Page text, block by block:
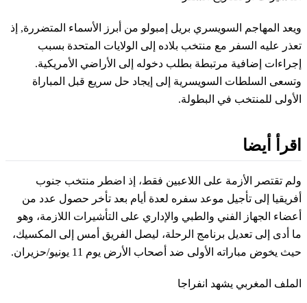
ويعد المهاجم السويسري بريل إمبولو من أبرز الأسماء المتضررة, إذ
تعذر عليه السفر مع منتخب بلاده إلى الولايات المتحدة بسبب
إجراءات إضافية مرتبطة بطلب دخوله إلى الأراضي الأمريكية.
وتسعى السلطات السويسرية إلى إيجاد حل سريع قبل المباراة
الأولى للمنتخب في البطولة.
اقرأ أيضا
ولم تقتصر الأزمة على اللاعبين فقط، إذ اضطر منتخب جنوب
أفريقيا إلى تأجيل موعد سفره لعدة أيام بعد تأخر حصول عدد من
أعضاء الجهاز الفني والطبي والإداري على التأشيرات اللازمة، وهو
ما أدى إلى تعديل برنامج الرحلة، ليصل الفريق أمس إلى المكسيك،
حيث يخوض مباراته الأولى ضد أصحاب الأرض يوم 11 يونيو/حزيران.
الملف المغربي يشهد انفراجا